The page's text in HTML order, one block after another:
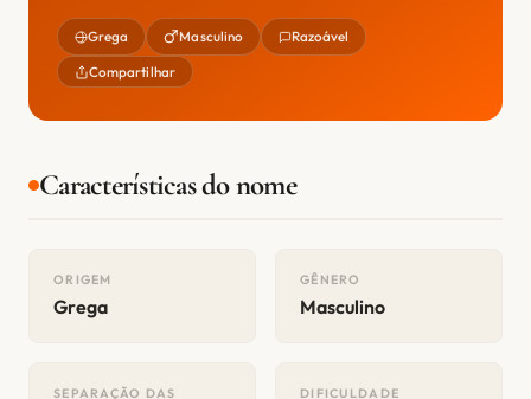
Grega Masculino Razoável
Compartilhar
Características do nome
ORIGEM
Grega
GÊNERO
Masculino
SEPARAÇÃO DAS
DIFICULDADE